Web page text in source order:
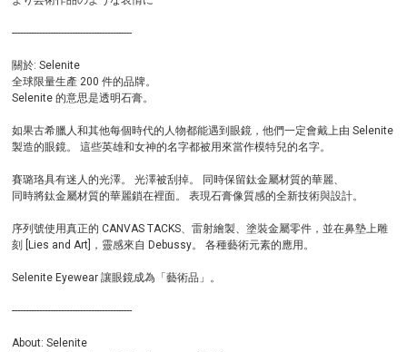
--------------------------------------------
關於: Selenite
全球限量生產 200 件的品牌。
Selenite 的意思是透明石膏。
如果古希臘人和其他每個時代的人物都能遇到眼鏡，他們一定會戴上由 Selenite
製造的眼鏡。 這些英雄和女神的名字都被用來當作模特兒的名字。
賽璐珞具有迷人的光澤。 光澤被刮掉。 同時保留鈦金屬材質的華麗、
同時將鈦金屬材質的華麗鎖在裡面。 表現石膏像質感的全新技術與設計。
序列號使用真正的 CANVAS TACKS、雷射繪製、塗裝金屬零件，並在鼻墊上雕
刻 [Lies and Art]，靈感來自 Debussy。 各種藝術元素的應用。
Selenite Eyewear 讓眼鏡成為「藝術品」。
--------------------------------------------
About: Selenite